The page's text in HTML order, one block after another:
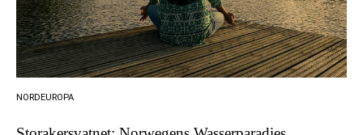
NORDEUROPA